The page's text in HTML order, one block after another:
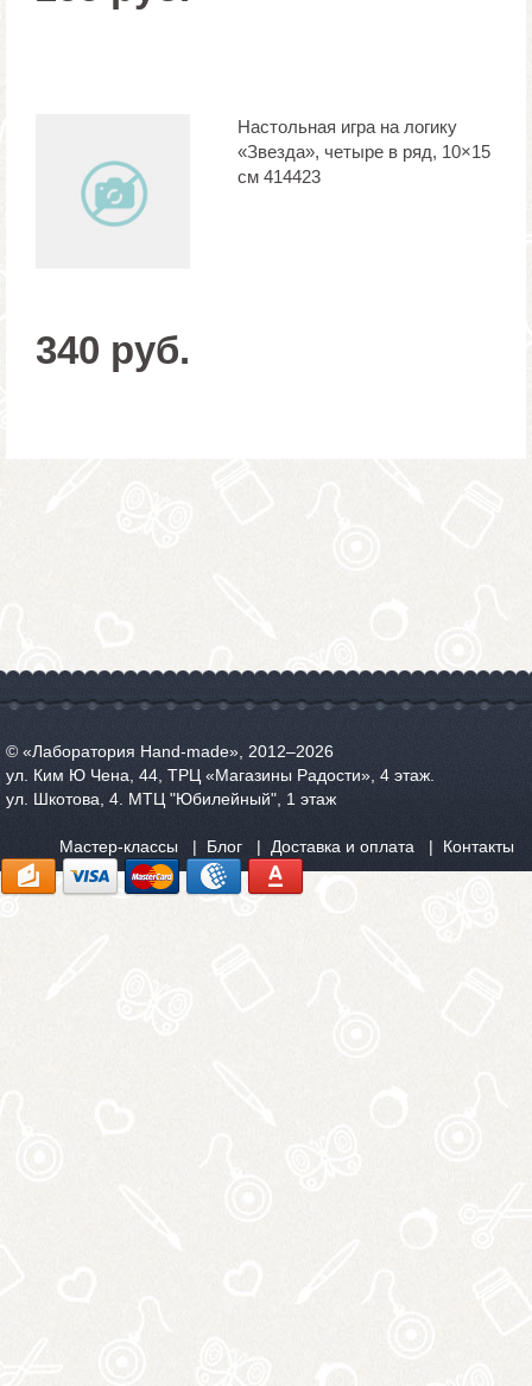
Настольная игра на логику
«Звезда», четыре в ряд, 10×15
см 414423
340 руб.
© «Лаборатория Hand-made», 2012‒2026
ул. Ким Ю Чена, 44, ТРЦ «Магазины Радости», 4 этаж.
ул. Шкотова, 4. МТЦ "Юбилейный", 1 этаж
Мастер-классы Блог Доставка и оплата Контакты